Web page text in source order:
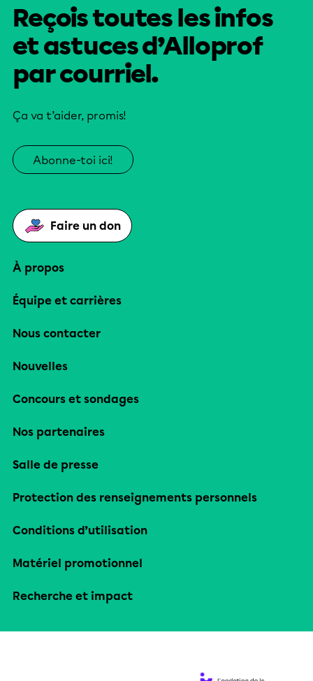
Reçois toutes les infos
et astuces d’Alloprof
par courriel.
Ça va t’aider, promis!
Abonne-toi ici!
Faire un don
À propos
Équipe et carrières
Nous contacter
Nouvelles
Concours et sondages
Nos partenaires
Salle de presse
Protection des renseignements personnels
Conditions d’utilisation
Matériel promotionnel
Recherche et impact